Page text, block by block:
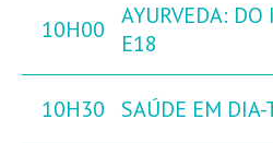
10H00
AYURVEDA: DO
E18
10H30 SAÚDE EM